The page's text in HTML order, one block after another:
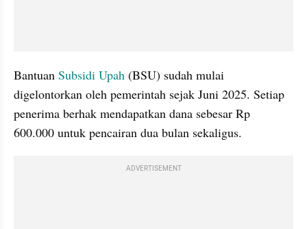
Bantuan Subsidi Upah (BSU) sudah mulai
digelontorkan oleh pemerintah sejak Juni 2025. Setiap
penerima berhak mendapatkan dana sebesar Rp
600.000 untuk pencairan dua bulan sekaligus.
ADVERTISEMENT